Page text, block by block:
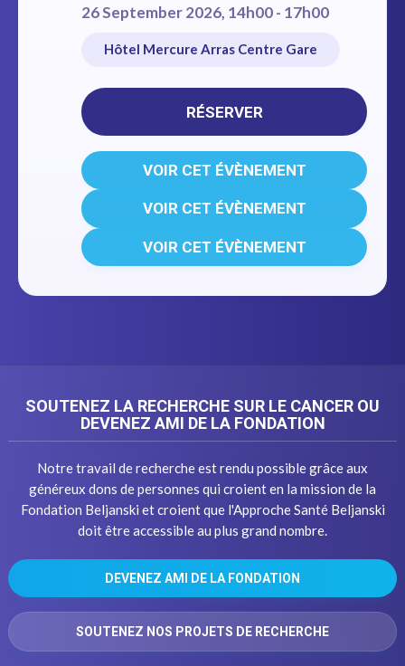
26 September 2026, 14h00 - 17h00
Hôtel Mercure Arras Centre Gare
RÉSERVER
VOIR CET ÉVÈNEMENT
VOIR CET ÉVÈNEMENT
VOIR CET ÉVÈNEMENT
SOUTENEZ LA RECHERCHE SUR LE CANCER OU
DEVENEZ AMI DE LA FONDATION
Notre travail de recherche est rendu possible grâce aux
généreux dons de personnes qui croient en la mission de la
Fondation Beljanski et croient que l'Approche Santé Beljanski
doit être accessible au plus grand nombre.
DEVENEZ AMI DE LA FONDATION
SOUTENEZ NOS PROJETS DE RECHERCHE